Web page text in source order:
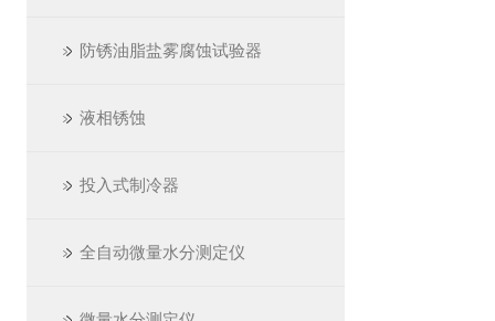
防锈油脂盐雾腐蚀试验器
液相锈蚀
投入式制冷器
全自动微量水分测定仪